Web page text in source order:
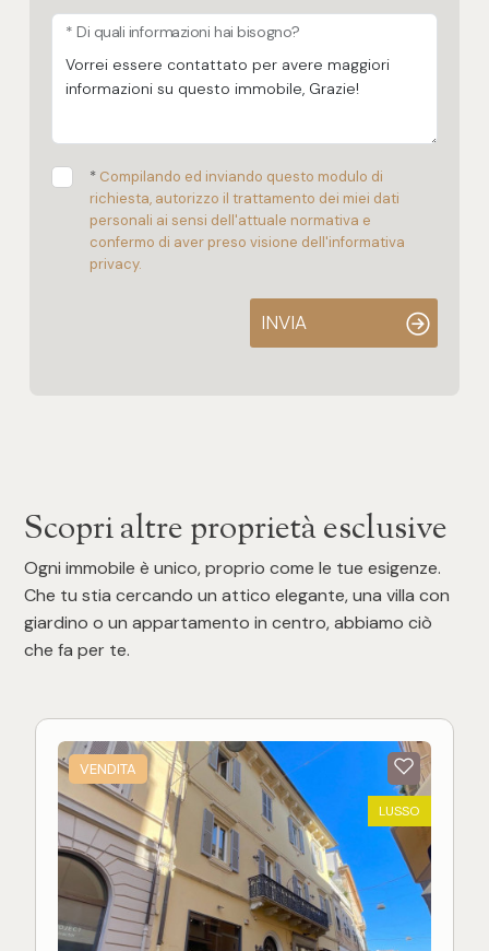
* Di quali informazioni hai bisogno?
* Compilando ed inviando questo modulo di
richiesta, autorizzo il trattamento dei miei dati
personali ai sensi dell'attuale normativa e
confermo di aver preso visione dell'informativa
privacy.
INVIA
Scopri altre proprietà esclusive
Ogni immobile è unico, proprio come le tue esigenze.
Che tu stia cercando un attico elegante, una villa con
giardino o un appartamento in centro, abbiamo ciò
che fa per te.
VENDITA
LUSSO